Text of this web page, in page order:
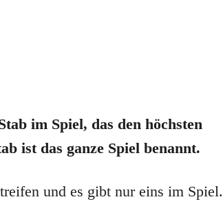
im Spiel, das den höchsten
ist das ganze Spiel benannt.
und es gibt nur eins im Spiel.